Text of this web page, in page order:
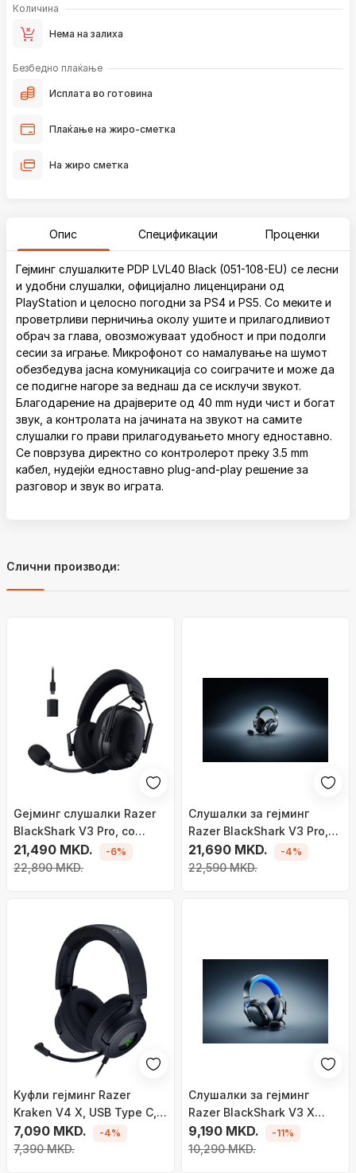
Количина
Нема на залиха
Безбедно плаќање
Исплата во готовина
Плаќање на жиро-сметка
На жиро сметка
Опис Спецификации Проценки
Гејминг слушалките PDP LVL40 Black (051-108-EU) се лесни
и удобни слушалки, официјално лиценцирани од
PlayStation и целосно погодни за PS4 и PS5. Со меките и
проветрливи перничиња околу ушите и прилагодливиот
обрач за глава, овозможуваат удобност и при подолги
сесии за играње. Микрофонот со намалување на шумот
обезбедува јасна комуникација со соиграчите и може да
се подигне нагоре за веднаш да се исклучи звукот.
Благодарение на драјверите од 40 mm нуди чист и богат
звук, а контролата на јачината на звукот на самите
слушалки го прави прилагодувањето многу едноставно.
Се поврзува директно со контролерот преку 3.5 mm
кабел, нудејќи едноставно plug-and-play решение за
разговор и звук во играта.
Слични производи:
Geјминг слушалки Razer
BlackShark V3 Pro, со
кабел и безжично, USB
Type C и Bluetooth, црни
21,490 MKD.
22,890 MKD.
-6%
Слушалки за гејминг
Razer BlackShark V3 Pro,
безжични и со кабел, USB,
Bluetooth, црни
21,690 MKD.
22,590 MKD.
-4%
Kуфли гејминг Razer
Kraken V4 X, USB Type C,
USB Type A, црни
7,090 MKD.
7,390 MKD.
-4%
Слушалки за гејминг
Razer BlackShark V3 X
HyperSpeed, безжични и
со кабел, USB Type A,
9,190 MKD.
10,290 MKD.
-11%